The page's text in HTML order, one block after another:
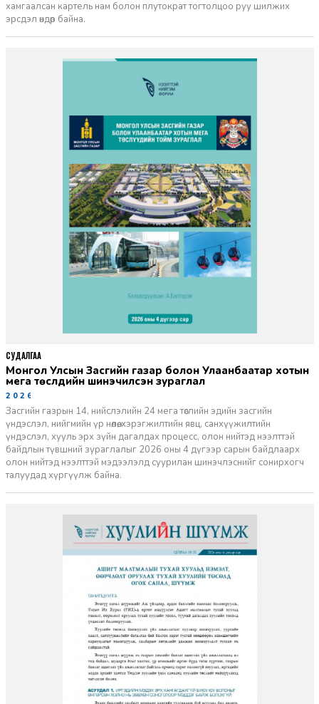
хамгаалсан картель нам болон плутократ тогтолцоо руу шилжих
эрсдэл өндөр байна.
Монгол Улсын Засгийн газар болон Улаанбаатар хотын
мега төслүүдийн шинэчилсэн зураглал
2026-06-29
Засгийн газрын 14, нийслэлийн 24 мега төслийн эдийн засгийн
үндэслэл, нийгмийн үр нөлөө, хэрэгжилтийн явц, санхүүжилтийн
үндэслэл, хууль эрх зүйн дагалдах процесс, олон нийтэд нээлттэй
байдлын түвшний зураглалыг 2026 оны 4 дүгээр сарын байдлаарх
олон нийтэд нээлттэй мэдээлэлд суурилан шинэчлэснийг сонирхогч
талуудад хүргүүлж байна.
СУДАЛГАА